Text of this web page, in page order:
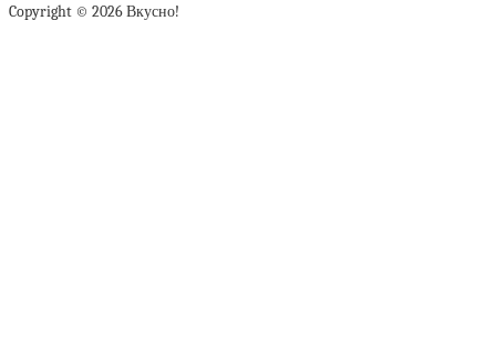
Copyright © 2026 Вкусно!